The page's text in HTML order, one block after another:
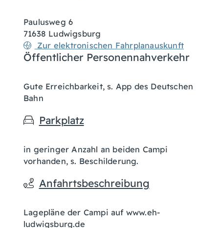
Paulusweg 6
71638 Ludwigsburg
Zur elektronischen Fahrplanauskunft
Öffentlicher Personennahverkehr
Gute Erreichbarkeit, s. App des Deutschen
Bahn
Parkplatz
in geringer Anzahl an beiden Campi
vorhanden, s. Beschilderung.
Anfahrtsbeschreibung
Lagepläne der Campi auf www.eh-
ludwigsburg.de